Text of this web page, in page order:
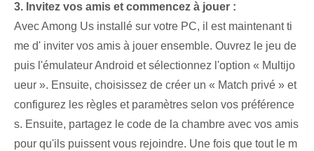
3. Invitez vos amis et commencez à jouer :
Avec Among Us⁤ installé sur⁤ votre PC, il est maintenant ⁢ti
me d'⁢ inviter vos amis ‍à jouer ensemble. Ouvrez le⁤ jeu ⁢de
puis l'émulateur Android et sélectionnez l'option « Multijo
ueur ». Ensuite, choisissez de créer un « Match privé » et
configurez les règles et paramètres selon vos préférence
s. Ensuite, partagez le code de la chambre avec vos amis
pour qu'ils puissent vous rejoindre. Une fois que tout le m